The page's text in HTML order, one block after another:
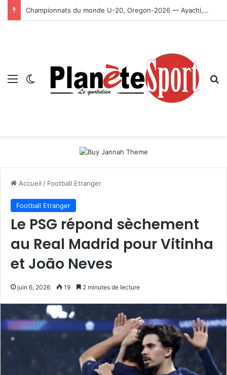
Championnats du monde U-20, Oregon-2026 — Ayachi, Dissa, Touahria et Ghezali en finale
Menu Switch skin
Accueil / Football Etranger
Football Etranger
Le PSG répond sèchement
au Real Madrid pour Vitinha
et João Neves
juin 6, 2026 19 2 minutes de lecture